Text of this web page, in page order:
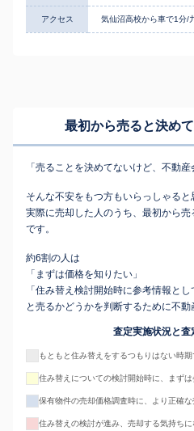
アクセス 気仙沼高校から車で1分/
最初から売ると決め
「売ることを決めてないけど、不動
そんな不安をもつ方もいらっしゃると
実際に売却した人のうち、最初から
です。
約6割の人は
「まずは価格を知りたい」
「住み替え検討開始時に参考情報とし
と売るかどうかを判断するために不動
査定実施状況と査
もともと住み替えをするつもりはない時
住み替えについての検討開始時に、まず
保有物件の売却価格調査時に、より正確
住み替えの検討が進み、売却する気持ち